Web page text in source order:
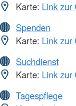
Karte: Link zur
Spenden
Karte: Link zur
Suchdienst
Karte: Link zur
Tagespflege